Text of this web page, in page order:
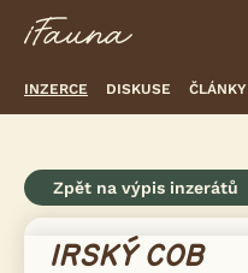
INZERCE DISKUSE ČLÁNKY
Zpět na výpis inzerátů
IRSKÝ COB